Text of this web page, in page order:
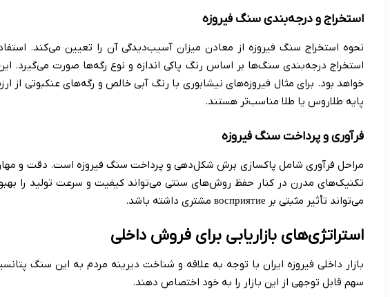
استخراج و درجه‌بندی سنگ فیروزه
نحوه استخراج سنگ فیروزه از معادن میزان آسیب‌دیدگی آن را تعیین می‌کند.
استخراج درجه‌بندی سنگ‌ها بر اساس رنگ پاکی اندازه و نوع رگه‌ها صورت می‌گیرد.
خواهد بود. برای مثال فیروزه‌های نیشابوری با رنگ آبی خالص و رگه‌های عنکبوتی از
پایه طلاروس یا طلا مناسب‌تر هستند.
فرآوری و پرداخت سنگ فیروزه
مراحل فرآوری شامل پاکسازی برش شکل‌دهی و پرداخت سنگ فیروزه است. دقت و
تکنیک‌های مدرن در کنار حفظ روش‌های سنتی می‌تواند کیفیت و سرعت تولید را
می‌تواند تأثیر مثبتی بر восприятие مشتری داشته باشد.
استراتژی‌های بازاریابی برای فروش داخلی
بازار داخلی فیروزه ایران با توجه به علاقه و شناخت دیرینه مردم به این سنگ
سهم قابل توجهی از این بازار را به خود اختصاص دهند.